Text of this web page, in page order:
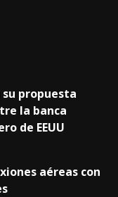
propuesta
la banca
de EEUU
aéreas con